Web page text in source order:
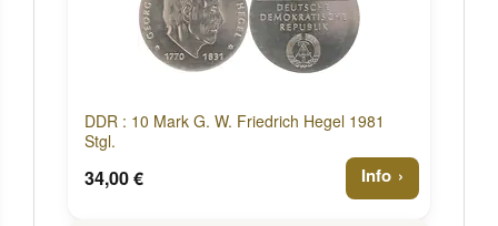
DDR : 10 Mark G. W. Friedrich Hegel 1981
Stgl.
34,00 € Info